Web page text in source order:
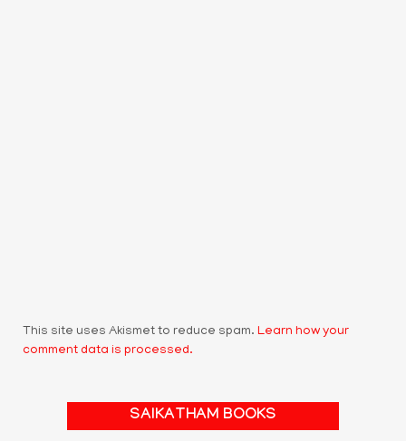
This site uses Akismet to reduce spam. Learn how your
comment data is processed.
SAIKATHAM BOOKS